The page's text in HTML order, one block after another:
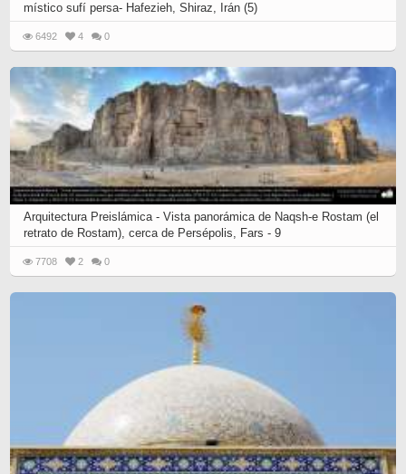
místico sufí persa- Hafezieh, Shiraz, Irán (5)
6492 4 0
Arquitectura Preislámica - Vista panorámica de Naqsh-e Rostam (el
retrato de Rostam), cerca de Persépolis, Fars - 9
7708 2 0